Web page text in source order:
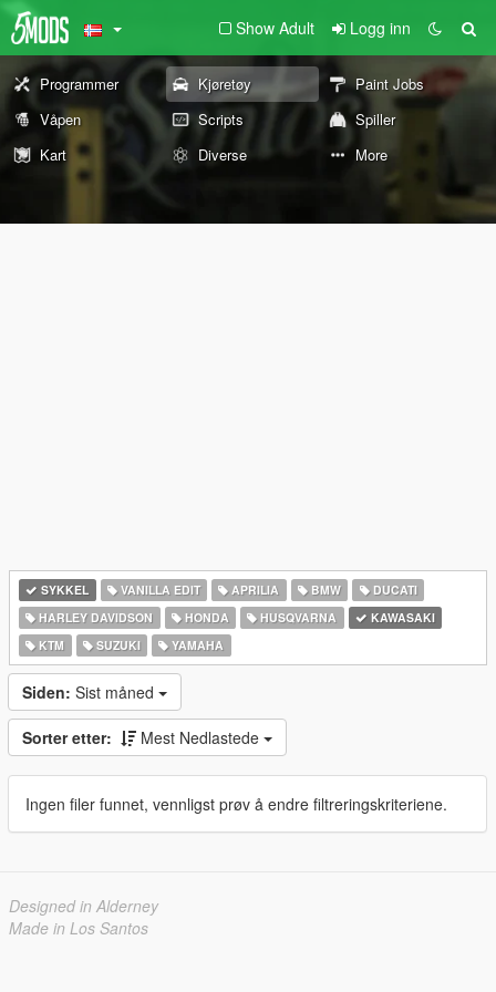
Show Adult Logg inn
Programmer Kjøretøy
Paint Jobs
Våpen
Scripts
Spiller
Kart
Diverse More
SYKKEL VANILLA EDIT APRILIA BMW
DUCATI
HARLEY DAVIDSON
HONDA HUSQVARNA
KAWASAKI
KTM
SUZUKI YAMAHA
Siden: Sist måned
Sorter etter: Mest Nedlastede
Ingen filer funnet, vennligst prøv å endre filtreringskriteriene.
Designed in Alderney
Made in Los Santos